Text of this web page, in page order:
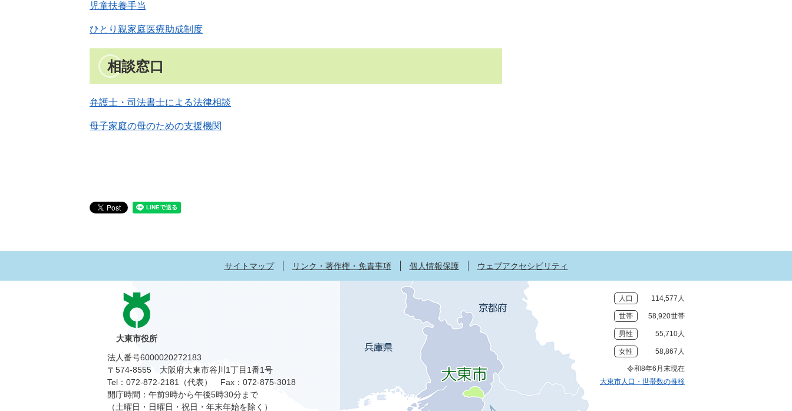
児童扶養手当
ひとり親家庭医療助成制度
相談窓口
弁護士・司法書士による法律相談
母子家庭の母のための支援機関
サイトマップ リンク・著作権・免責事項 個人情報保護 ウェブアクセシビリティ
人口 114,577人
世帯 58,920世帯
男性 55,710人
女性 58,867人
令和8年6月末現在
大東市人口・世帯数の推移
大東市役所
法人番号6000020272183
〒574-8555 大阪府大東市谷川1丁目1番1号
Tel：072-872-2181（代表）
Fax：072-875-3018
開庁時間：午前9時から午後5時30分まで
（土曜日・日曜日・祝日・年末年始を除く）